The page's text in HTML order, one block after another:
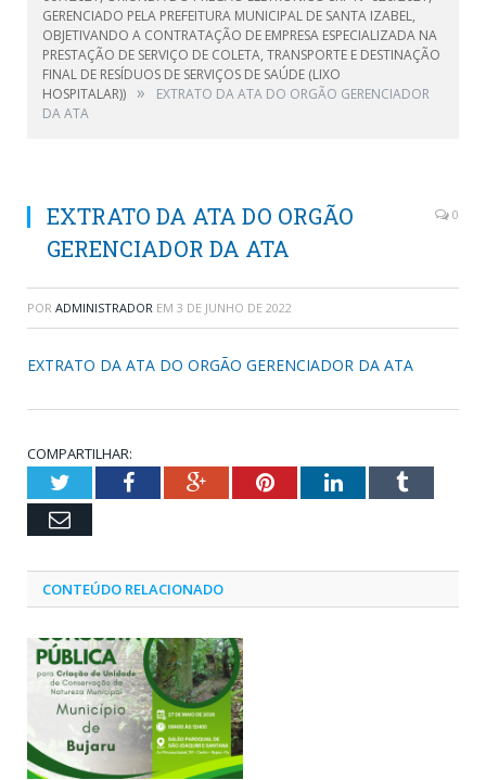
GERENCIADO PELA PREFEITURA MUNICIPAL DE SANTA IZABEL,
OBJETIVANDO A CONTRATAÇÃO DE EMPRESA ESPECIALIZADA NA
PRESTAÇÃO DE SERVIÇO DE COLETA, TRANSPORTE E DESTINAÇÃO
FINAL DE RESÍDUOS DE SERVIÇOS DE SAÚDE (LIXO
HOSPITALAR)) »
EXTRATO DA ATA DO ORGÃO GERENCIADOR
DA ATA
EXTRATO DA ATA DO ORGÃO
GERENCIADOR DA ATA
0
POR ADMINISTRADOR EM 3 DE JUNHO DE 2022
EXTRATO DA ATA DO ORGÃO GERENCIADOR DA ATA
COMPARTILHAR:
TwitterFacebookGoogle+PinterestLinkedInTumblr
Email
CONTEÚDO RELACIONADO